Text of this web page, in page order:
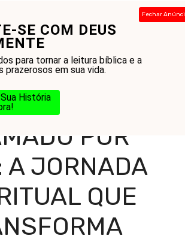
SE COM DEUS
para tornar a leitura bíblica e a
prazerosos em sua vida.
História
Fechar
Cristãs-Oração
que Transforma Vidas
POR
A JORNADA
QUE